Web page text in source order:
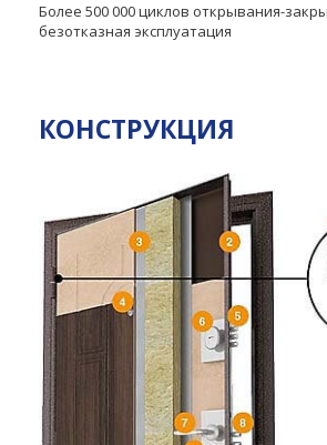
Более 500 000 циклов открывания-
безотказная эксплуатация
КОНСТРУКЦИЯ